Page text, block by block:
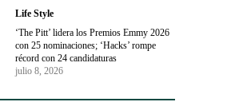
Life Style
‘The Pitt’ lidera los Premios Emmy 2026
con 25 nominaciones; ‘Hacks’ rompe
récord con 24 candidaturas
julio 8, 2026